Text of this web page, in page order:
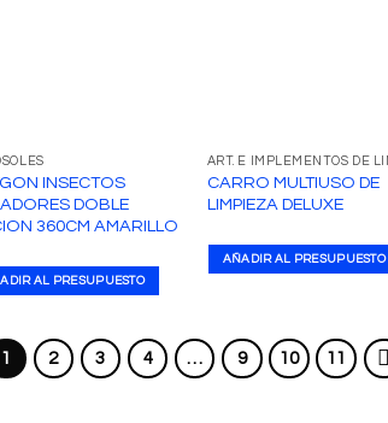
INSECTOS
DOBLE
360CM AMARILLO
AL PRESUPUESTO
CARRO MULTIUSO DE
LIMPIEZA DELUXE
AÑADIR AL PRESUPUESTO
1 2 3 4 … 9 10 11